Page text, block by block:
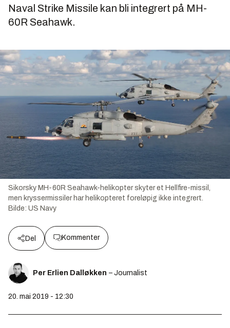
Naval Strike Missile kan bli integrert på MH-
60R Seahawk.
Sikorsky MH-60R Seahawk-helikopter skyter et Hellfire-missil,
men kryssermissiler har helikopteret foreløpig ikke integrert.
Bilde: US Navy
Del Kommenter
Per Erlien Dalløkken – Journalist
20. mai 2019 - 12:30